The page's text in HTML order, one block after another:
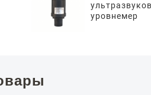
уровнемер